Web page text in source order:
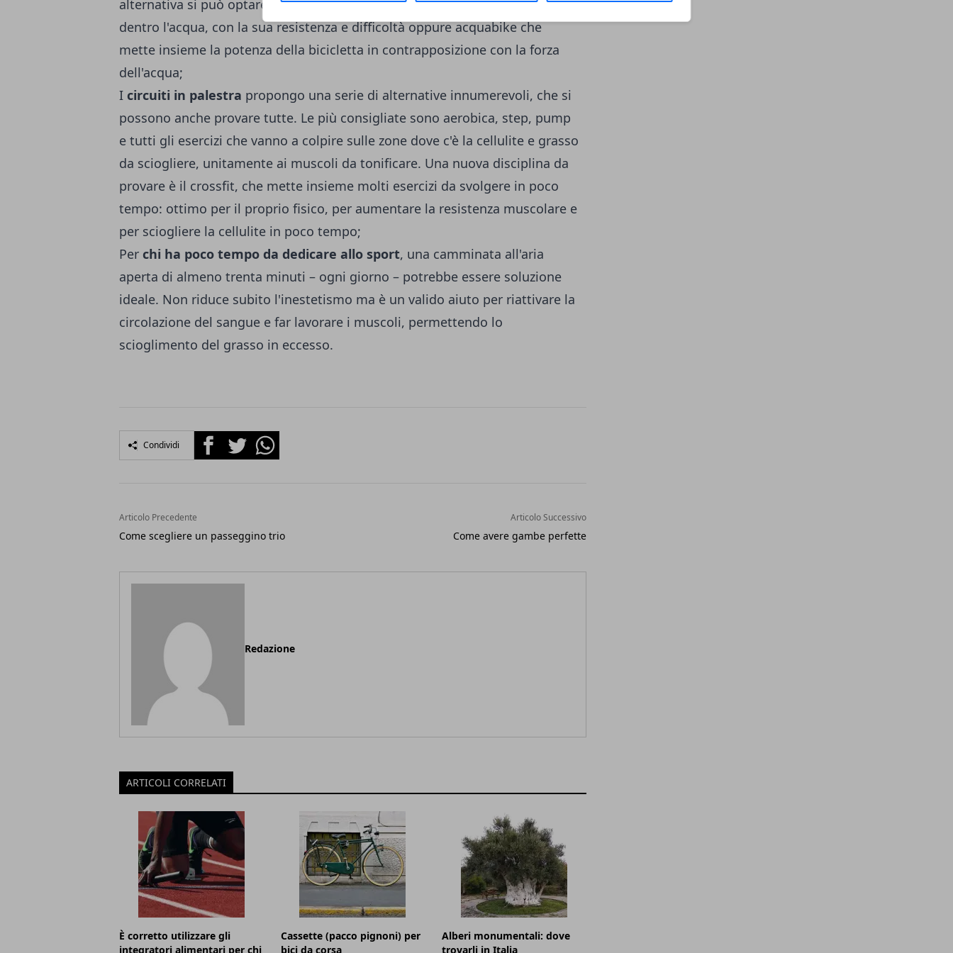
alternativa si può optare per acquagym che compone esercizi aerobici ma
dentro l'acqua, con la sua resistenza e difficoltà oppure acquabike che
mette insieme la potenza della bicicletta in contrapposizione con la forza
dell'acqua;
I circuiti in palestra propongo una serie di alternative innumerevoli, che si
possono anche provare tutte. Le più consigliate sono aerobica, step, pump
e tutti gli esercizi che vanno a colpire sulle zone dove c'è la cellulite e grasso
da sciogliere, unitamente ai muscoli da tonificare. Una nuova disciplina da
provare è il crossfit, che mette insieme molti esercizi da svolgere in poco
tempo: ottimo per il proprio fisico, per aumentare la resistenza muscolare e
per sciogliere la cellulite in poco tempo;
Per chi ha poco tempo da dedicare allo sport, una camminata all'aria
aperta di almeno trenta minuti – ogni giorno – potrebbe essere soluzione
ideale. Non riduce subito l'inestetismo ma è un valido aiuto per riattivare la
circolazione del sangue e far lavorare i muscoli, permettendo lo
scioglimento del grasso in eccesso.
Condividi FacebookTwitterWhatsapp
Articolo Precedente
Come scegliere un passeggino trio
Articolo Successivo
Come avere gambe perfette
Redazione
ARTICOLI CORRELATI
È corretto utilizzare gli
integratori alimentari per chi
Cassette (pacco pignoni) per
bici da corsa
Alberi monumentali: dove
trovarli in Italia